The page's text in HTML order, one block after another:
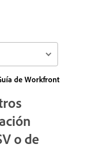
de Workfront
o de